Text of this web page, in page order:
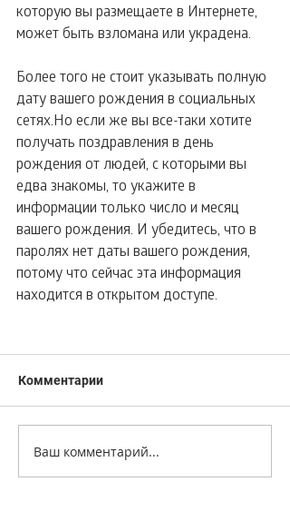
которую вы размещаете в Интернете,
может быть взломана или украдена.
Более того не стоит указывать полную
дату вашего рождения в социальных
сетях.Но если же вы все-таки хотите
получать поздравления в день
рождения от людей, с которыми вы
едва знакомы, то укажите в
информации только число и месяц
вашего рождения. И убедитесь, что в
паролях нет даты вашего рождения,
потому что сейчас эта информация
находится в открытом доступе.
Комментарии
Ваш комментарий...